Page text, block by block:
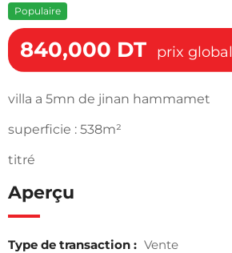
Populaire
840,000 DT prix global
villa a 5mn de jinan hammamet
superficie : 538m²
titré
Aperçu
Type de transaction : Vente